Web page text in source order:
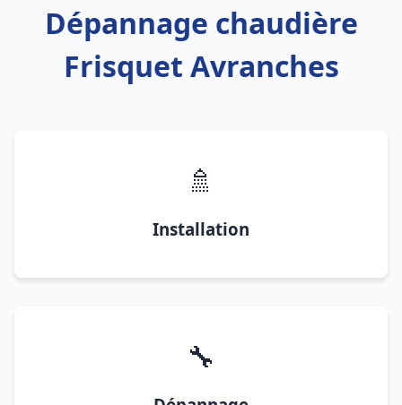
Dépannage chaudière
Frisquet Avranches
🚿
Installation
🔧